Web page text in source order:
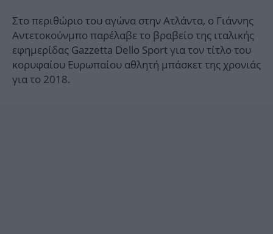
Στο περιθώριο του αγώνα στην Ατλάντα, ο Γιάννης
Αντετοκούνμπο παρέλαβε το βραβείο της ιταλικής
εφημερίδας Gazzetta Dello Sport για τον τίτλο του
κορυφαίου Ευρωπαίου αθλητή μπάσκετ της χρονιάς
για το 2018.